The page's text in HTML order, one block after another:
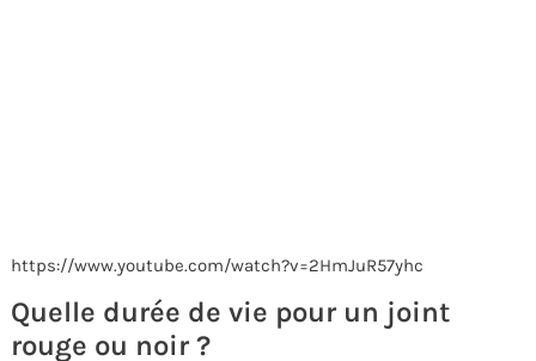
https://www.youtube.com/watch?v=2HmJuR57yhc
Quelle durée de vie pour un joint
rouge ou noir ?